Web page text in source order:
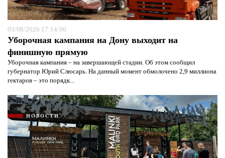
03/08/2026 17:14:00
Уборочная кампания на Дону выходит на
финишную прямую
Уборочная кампания – на завершающей стадии. Об этом сообщил
губернатор Юрий Слюсарь. На данный момент обмолочено 2,9 миллиона
гектаров – это порядк...
НОВОСТИ